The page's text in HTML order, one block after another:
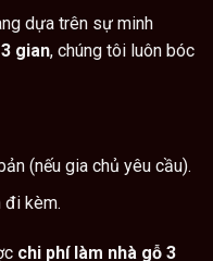
dựa trên sự minh
gian, chúng tôi luôn bóc
(nếu gia chủ yêu cầu).
đi kèm.
chi phí làm nhà gỗ 3